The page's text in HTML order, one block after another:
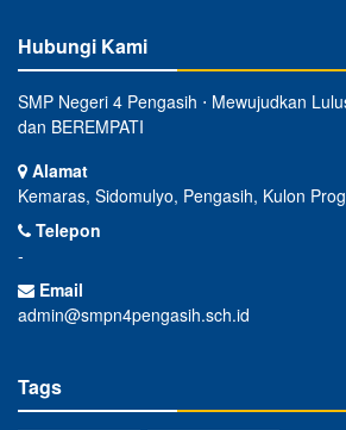
Hubungi Kami
SMP Negeri 4 Pengasih ⋅ Mewujudkan
dan BEREMPATI
Alamat
Kemaras, Sidomulyo, Pengasih, Kulon
Telepon
-
Email
admin@smpn4pengasih.sch.id
Tags